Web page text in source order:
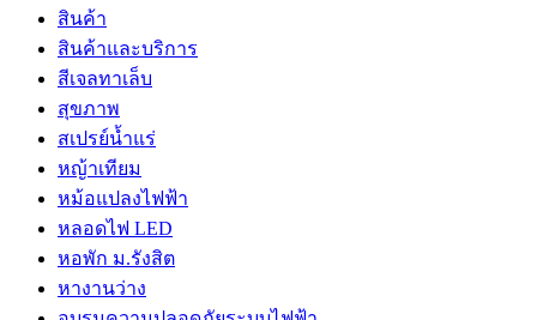
สินค้า
สินค้าและบริการ
สีเจลทาเล็บ
สุขภาพ
สเปรย์น้ำแร่
หญ้าเทียม
หม้อแปลงไฟฟ้า
หลอดไฟ LED
หอพัก ม.รังสิต
หางานว่าง